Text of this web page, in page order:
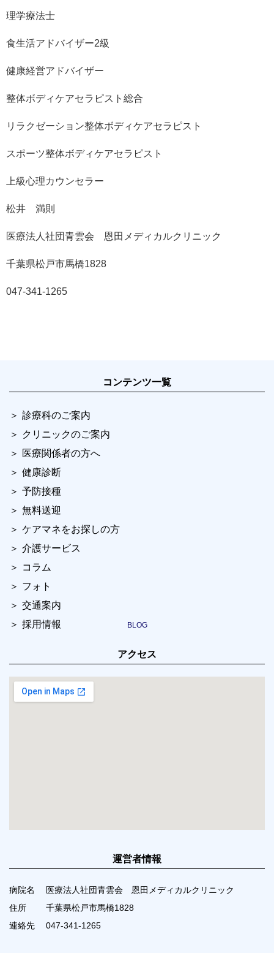
理学療法士
食生活アドバイザー2級
健康経営アドバイザー
整体ボディケアセラピスト総合
リラクゼーション整体ボディケアセラピスト
スポーツ整体ボディケアセラピスト
上級心理カウンセラー
松井 満則
医療法人社団青雲会 恩田メディカルクリニック
千葉県松戸市馬橋1828
047-341-1265
コンテンツ一覧
診療科のご案内
クリニックのご案内
医療関係者の方へ
健康診断
予防接種
無料送迎
ケアマネをお探しの方
介護サービス
コラム
フォト
交通案内
採用情報
アクセス
運営者情報
病院名
医療法人社団青雲会 恩田メディカルクリニック
住所
千葉県松戸市馬橋1828
連絡先
047-341-1265